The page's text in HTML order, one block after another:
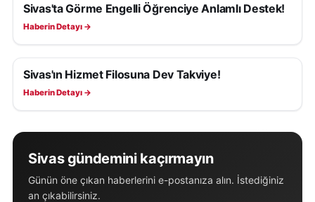
SIVAS HABERLERI
Sivas'ta Görme Engelli Öğrenciye Anlamlı Destek!
Haberin Detayı →
SIVAS HABERLERI
Sivas'ın Hizmet Filosuna Dev Takviye!
Haberin Detayı →
Sivas gündemini kaçırmayın
Günün öne çıkan haberlerini e-postanıza alın. İstediğiniz
an çıkabilirsiniz.